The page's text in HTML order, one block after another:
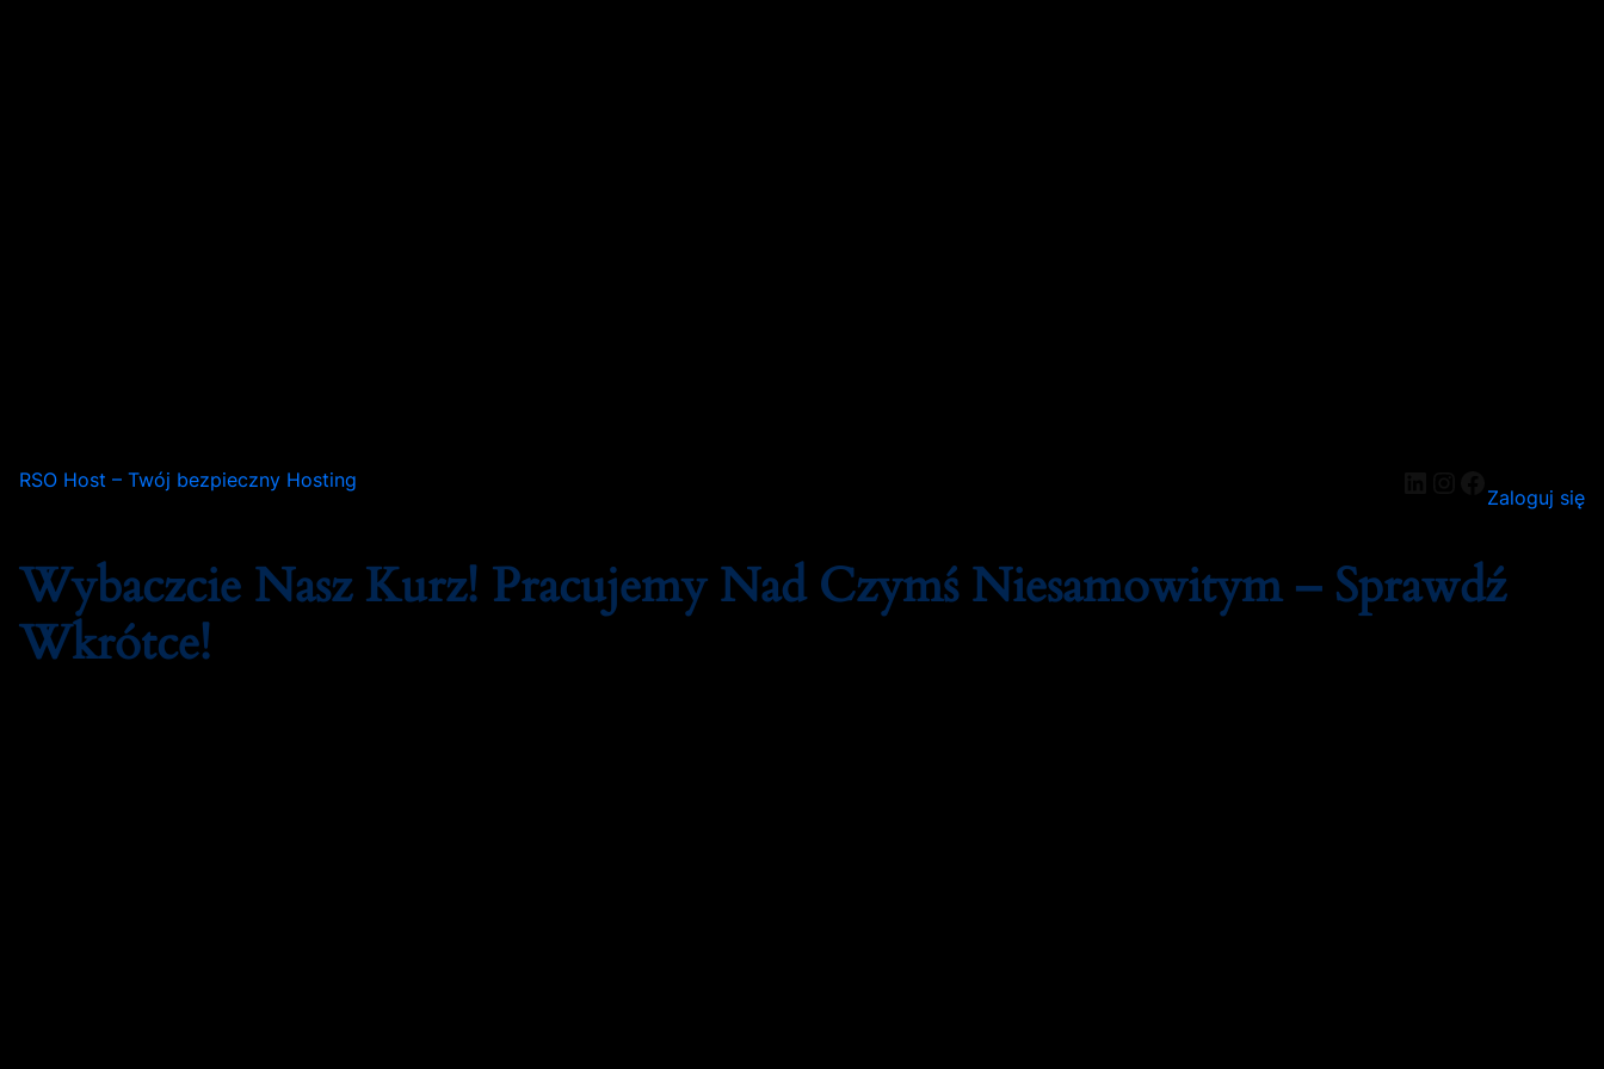
RSO Host – Twój bezpieczny Hosting
Zaloguj się
Wybaczcie Nasz Kurz! Pracujemy Nad Czymś Niesamowitym – Sprawdź
Wkrótce!